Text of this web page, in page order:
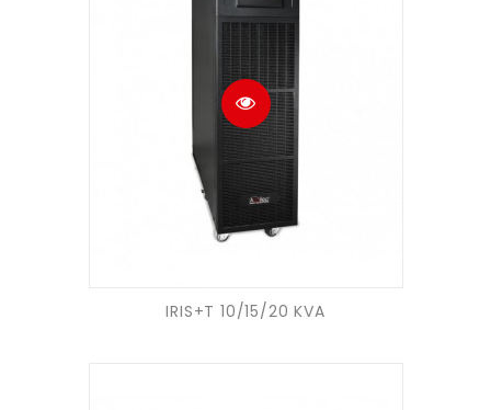
IRIS+T 10/15/20 KVA